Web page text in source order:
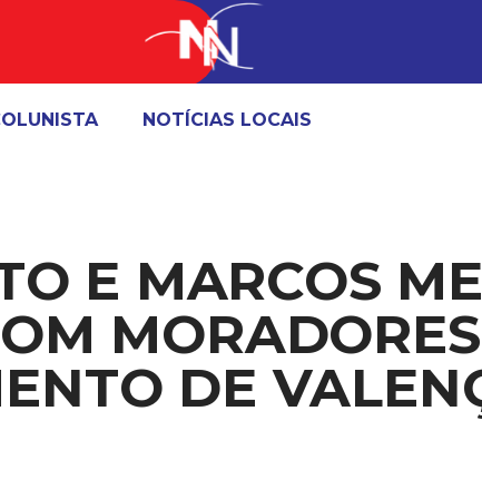
NOTÍCIAS LOCAIS
E MARCOS
DE